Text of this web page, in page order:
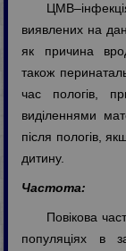
виявлених на
як причина
також
час пологів,
виділеннями
після пологів,
дитину.
Частота:
Повікова
популяціях в